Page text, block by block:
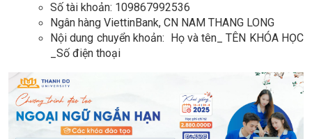
Số tài khoản: 109867992536
Ngân hàng ViettinBank, CN NAM THANG LONG
Nội dung chuyển khoản: Họ và tên_ TÊN KHÓA HỌC
_Số điện thoại